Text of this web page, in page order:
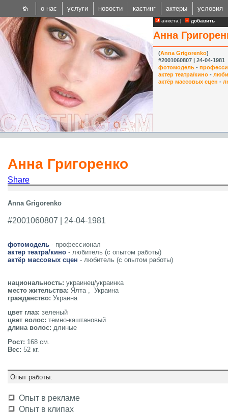
анкета | добавить
Анна
(Anna Grigorenko)
#2001060807 | 24-04-1981
фотомодель -
актер театра/кино -
актёр массовых сцен -
Анна Григоренко
Share
Anna Grigorenko
#2001060807 | 24-04-1981
фотомодель - профессионал
актер театра/кино - любитель (с опытом работы)
актёр массовых сцен - любитель (с опытом работы)
национальность: украинец/украинка
место жительства: Ялта , Украина
гражданство: Украина
цвет глаз: зеленый
цвет волос: темно-каштановый
длина волос: длиные
Рост: 168 см.
Вес: 52 кг.
Опыт работы:
Опыт в рекламе
Опыт в клипах
о нас услуги новости кастинг актеры условия